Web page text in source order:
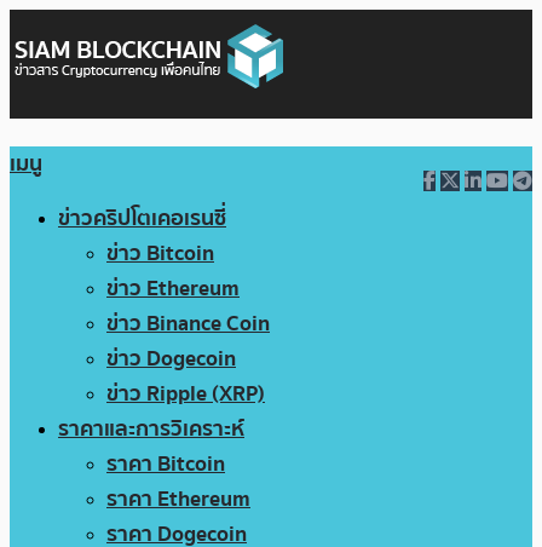
เมนู
ข่าวคริปโตเคอเรนซี่
ข่าว Bitcoin
ข่าว Ethereum
ข่าว Binance Coin
ข่าว Dogecoin
ข่าว Ripple (XRP)
ราคาและการวิเคราะห์
ราคา Bitcoin
ราคา Ethereum
ราคา Dogecoin